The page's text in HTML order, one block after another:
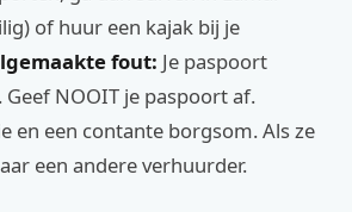
of huur een kajak bij je
fout: Je paspoort
NOOIT je paspoort af.
en een contante borgsom. Als ze
een andere verhuurder.